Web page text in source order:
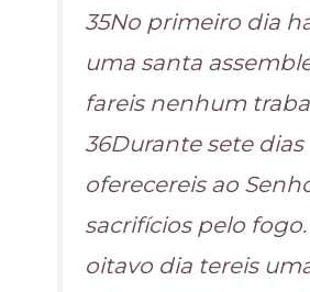
35No primeiro dia
uma santa
fareis nenhum
36Durante sete dias
oferecereis ao
sacrifícios pelo
oitavo dia tereis